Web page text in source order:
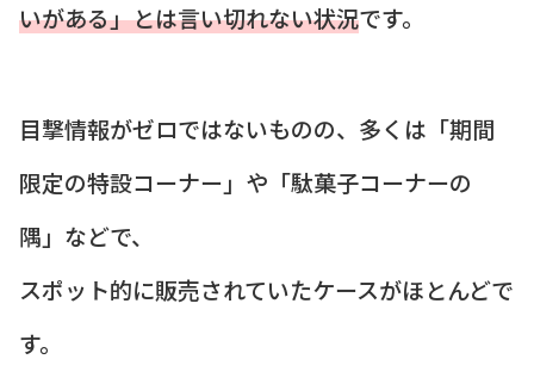
いがある」とは言い切れない状況です。
目撃情報がゼロではないものの、多くは「期間
限定の特設コーナー」や「駄菓子コーナーの
隅」などで、
スポット的に販売されていたケースがほとんどで
す。